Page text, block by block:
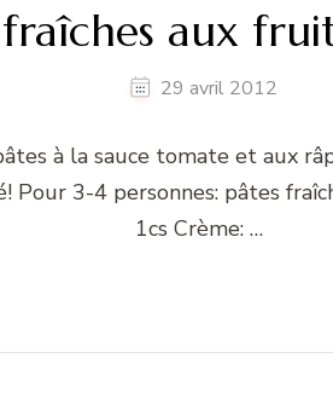
fraîches aux
29 avril 2012
à la sauce tomate et aux
3-4 personnes: pâtes
1cs Crème: …